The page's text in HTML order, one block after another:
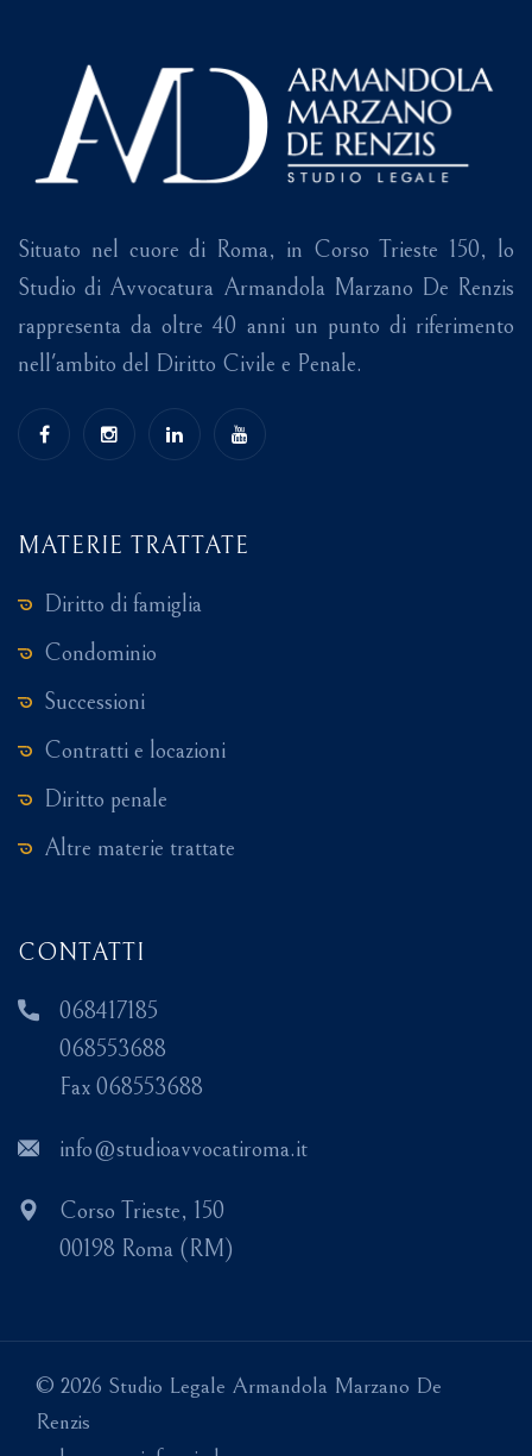
Situato nel cuore di Roma, in Corso Trieste 150, lo
Studio di Avvocatura Armandola Marzano De Renzis
rappresenta da oltre 40 anni un punto di riferimento
nell'ambito del Diritto Civile e Penale.
MATERIE TRATTATE
Diritto di famiglia
Condominio
Successioni
Contratti e locazioni
Diritto penale
Altre materie trattate
CONTATTI
068417185
068553688
Fax 068553688
info@studioavvocatiroma.it
Corso Trieste, 150
00198 Roma (RM)
© 2026 Studio Legale Armandola Marzano De
Renzis